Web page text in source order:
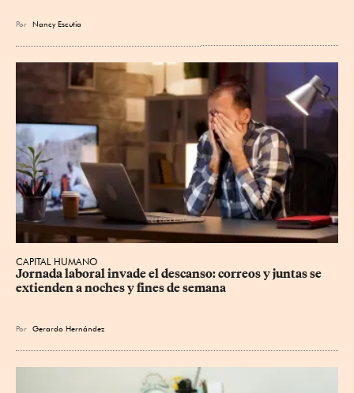
Por Nancy Escutia
CAPITAL HUMANO
Jornada laboral invade el descanso: correos y juntas se
extienden a noches y fines de semana
Por Gerardo Hernández